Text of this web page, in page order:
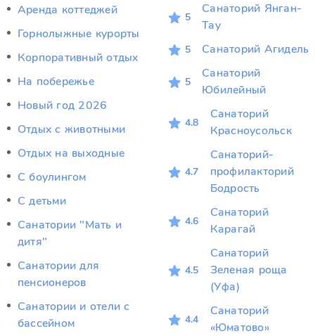
Аренда коттеджей
Горнолыжные курорты
Корпоративный отдых
На побережье
Новый год 2026
Отдых c животными
Отдых на выходные
С боулингом
С детьми
Санатории "Мать и
дитя"
Санатории для
пенсионеров
Санатории и отели с
бассейном
5
Санаторий Янган-
Тау
5 Санаторий Агидель
5
Санаторий
Юбилейный
4.8
Санаторий
Красноусольск
4.7
Санаторий-
профилакторий
Бодрость
4.6
Санаторий
Карагай
4.5
Санаторий
Зеленая роща
(Уфа)
4.4
Санаторий
«Юматово»